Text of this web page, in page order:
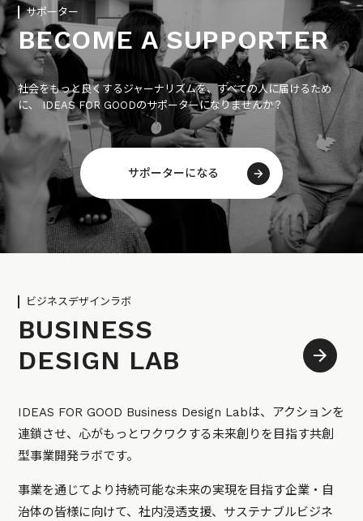
サポーター
BECOME A SUPPORTER
社会をもっと良くするジャーナリズムを、すべての人に届けるため
に、 IDEAS FOR GOODのサポーターになりませんか？
サポーターになる
ビジネスデザインラボ
BUSINESS
DESIGN LAB
IDEAS FOR GOOD Business Design Labは、アクションを
連鎖させ、心がもっとワクワクする未来創りを目指す共創
型事業開発ラボです。
事業を通じてより持続可能な未来の実現を目指す企業・自
治体の皆様に向けて、社内浸透支援、サステナブルビジネ